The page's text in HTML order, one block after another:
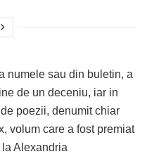
numele sau din buletin, a
de un deceniu, iar in
poezii, denumit chiar
volum care a fost premiat
Alexandria